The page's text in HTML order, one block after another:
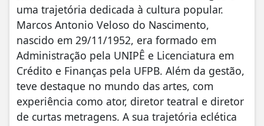
uma trajetória dedicada à cultura popular.
Marcos Antonio Veloso do Nascimento,
nascido em 29/11/1952, era formado em
Administração pela UNIPÊ e Licenciatura em
Crédito e Finanças pela UFPB. Além da gestão,
teve destaque no mundo das artes, com
experiência como ator, diretor teatral e diretor
de curtas metragens. A sua trajetória eclética